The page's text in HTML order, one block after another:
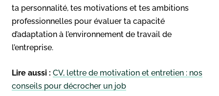
ta personnalité, tes motivations et tes ambitions
professionnelles pour évaluer ta capacité
d’adaptation à l’environnement de travail de
l’entreprise.
Lire aussi : CV, lettre de motivation et entretien : nos
conseils pour décrocher un job